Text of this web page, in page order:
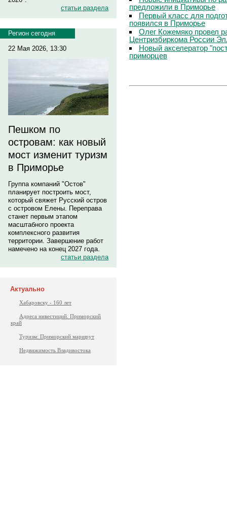
статьи раздела
Регион сегодня
22 Мая 2026, 13:30
Пешком по
островам: как новый
мост изменит туризм
в Приморье
Группа компаний "Остов"
планирует построить мост,
который свяжет Русский остров
с островом Елены. Переправа
станет первым этапом
масштабного проекта
комплексного развития
территории. Завершение работ
намечено на конец 2027 года.
статьи раздела
Актуально
Хабаровску - 160 лет
Адреса инвестиций. Приморский
край
Туризм: Приморский маршрут
Недвижимость Владивостока
предложили в Приморье
Первый класс для
появился в Приморье
Олег Кожемяко провел
Центризбиркома России
Новый акселератор
приморцев